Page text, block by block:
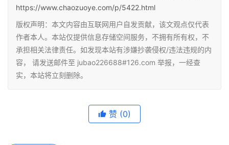
https://www.chaozuoye.com/p/5422.html
版权声明：本文内容由互联网用户自发贡献，该文观点仅代表
作者本人。本站仅提供信息存储空间服务，不拥有所有权，不
承担相关法律责任。如发现本站有涉嫌抄袭侵权/违法违规的内
容， 请发送邮件至 jubao226688#126.com 举报，一经查
实，本站将立刻删除。
赞 (0)